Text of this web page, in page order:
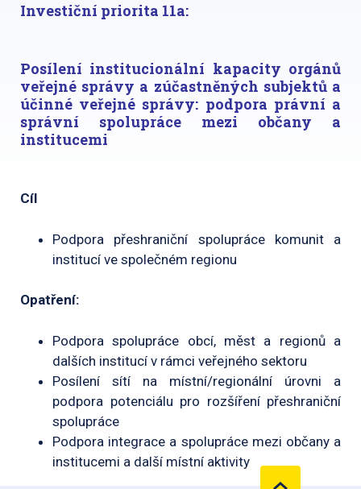
Investiční priorita 11a:
Posílení institucionální kapacity orgánů
veřejné správy a zúčastněných subjektů a
účinné veřejné správy: podpora právní a
správní spolupráce mezi občany a
institucemi
Cíl
Podpora přeshraniční spolupráce komunit a
institucí ve společném regionu
Opatření:
Podpora spolupráce obcí, měst a regionů a
dalších institucí v rámci veřejného sektoru
Posílení sítí na místní/regionální úrovni a
podpora potenciálu pro rozšíření přeshraniční
spolupráce
Podpora integrace a spolupráce mezi občany a
institucemi a další místní aktivity